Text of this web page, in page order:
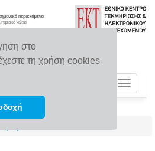
στο
τη χρήση cookies
Toggle